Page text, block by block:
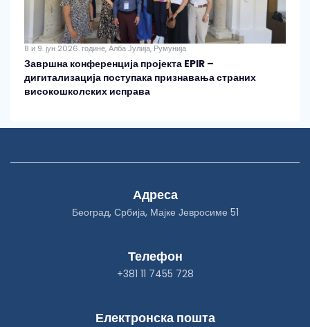
8 и 9. јун 2026. године, Алба Јулија, Румунија
Завршна конференција пројекта EPIR –
дигитализација поступака признавања страних
високошколских исправа
Адреса
Београд, Србија, Мајке Јевросиме 51
Телефон
+381 11 7455 728
Електронска пошта